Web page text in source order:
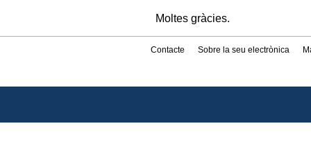
Moltes gràcies.
Contacte Sobre la seu electrònica